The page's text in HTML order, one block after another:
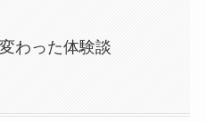
わった体験談